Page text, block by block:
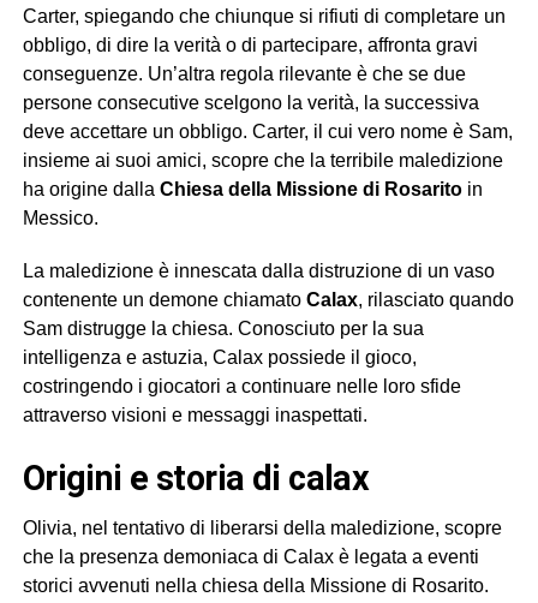
Carter, spiegando che chiunque si rifiuti di completare un
obbligo, di dire la verità o di partecipare, affronta gravi
conseguenze. Un’altra regola rilevante è che se due
persone consecutive scelgono la verità, la successiva
deve accettare un obbligo. Carter, il cui vero nome è Sam,
insieme ai suoi amici, scopre che la terribile maledizione
ha origine dalla Chiesa della Missione di Rosaritoin
Messico.
La maledizione è innescata dalla distruzione di un vaso
contenente un demone chiamato Calax, rilasciato quando
Sam distrugge la chiesa. Conosciuto per la sua
intelligenza e astuzia, Calax possiede il gioco,
costringendo i giocatori a continuare nelle loro sfide
attraverso visioni e messaggi inaspettati.
origini e storia di calax
Olivia, nel tentativo di liberarsi della maledizione, scopre
che la presenza demoniaca di Calax è legata a eventi
storici avvenuti nella chiesa della Missione di Rosarito.